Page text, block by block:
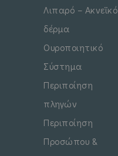
Λιπαρό – Ακνεϊκό
δέρμα
Ουροποιητικό
Σύστημα
Περιποίηση
πληγών
Περιποίηση
Προσώπου &